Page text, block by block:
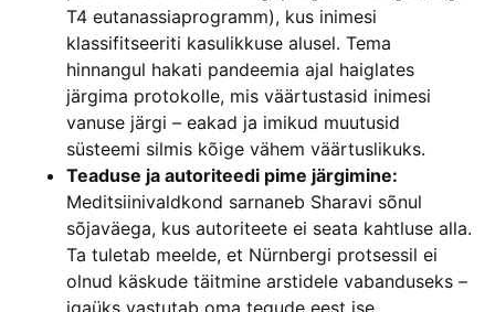
T4 eutanassiaprogramm), kus inimesi
klassifitseeriti kasulikkuse alusel. Tema
hinnangul hakati pandeemia ajal haiglates
järgima protokolle, mis väärtustasid inimesi
vanuse järgi – eakad ja imikud muutusid
süsteemi silmis kõige vähem väärtuslikuks.
Teaduse ja autoriteedi pime järgimine:
Meditsiinivaldkond sarnaneb Sharavi sõnul
sõjaväega, kus autoriteete ei seata kahtluse alla.
Ta tuletab meelde, et Nürnbergi protsessil ei
olnud käskude täitmine arstidele vabanduseks –
igaüks vastutab oma tegude eest ise.